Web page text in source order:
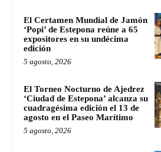
El Certamen Mundial de Jamón
‘Popi’ de Estepona reúne a 65
expositores en su undécima
edición
5 agosto, 2026
El Torneo Nocturno de Ajedrez
‘Ciudad de Estepona’ alcanza su
cuadragésima edición el 13 de
agosto en el Paseo Marítimo
5 agosto, 2026